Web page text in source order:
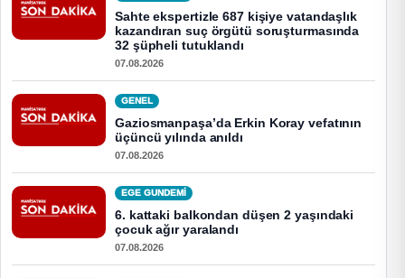
Sahte ekspertizle 687 kişiye vatandaşlık
kazandıran suç örgütü soruşturmasında
32 şüpheli tutuklandı
07.08.2026
GENEL
Gaziosmanpaşa’da Erkin Koray vefatının
üçüncü yılında anıldı
07.08.2026
EGE GUNDEMİ
6. kattaki balkondan düşen 2 yaşındaki
çocuk ağır yaralandı
07.08.2026